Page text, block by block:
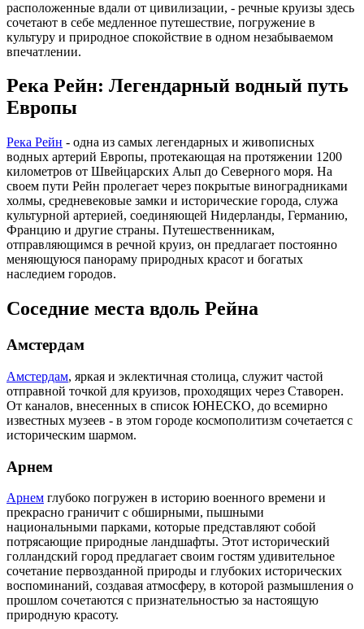
расположенные вдали от цивилизации, - речные круизы здесь
сочетают в себе медленное путешествие, погружение в
культуру и природное спокойствие в одном незабываемом
впечатлении.
Река Рейн: Легендарный водный путь
Европы
Река Рейн - одна из самых легендарных и живописных
водных артерий Европы, протекающая на протяжении 1200
километров от Швейцарских Альп до Северного моря. На
своем пути Рейн пролегает через покрытые виноградниками
холмы, средневековые замки и исторические города, служа
культурной артерией, соединяющей Нидерланды, Германию,
Францию и другие страны. Путешественникам,
отправляющимся в речной круиз, он предлагает постоянно
меняющуюся панораму природных красот и богатых
наследием городов.
Соседние места вдоль Рейна
Амстердам
Амстердам, яркая и эклектичная столица, служит частой
отправной точкой для круизов, проходящих через Ставорен.
От каналов, внесенных в список ЮНЕСКО, до всемирно
известных музеев - в этом городе космополитизм сочетается с
историческим шармом.
Арнем
Арнем глубоко погружен в историю военного времени и
прекрасно граничит с обширными, пышными
национальными парками, которые представляют собой
потрясающие природные ландшафты. Этот исторический
голландский город предлагает своим гостям удивительное
сочетание первозданной природы и глубоких исторических
воспоминаний, создавая атмосферу, в которой размышления о
прошлом сочетаются с признательностью за настоящую
природную красоту.